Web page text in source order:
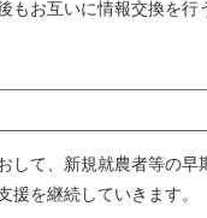
もお互いに情報交換を行
して、新規就農者等の早
援を継続していきます。